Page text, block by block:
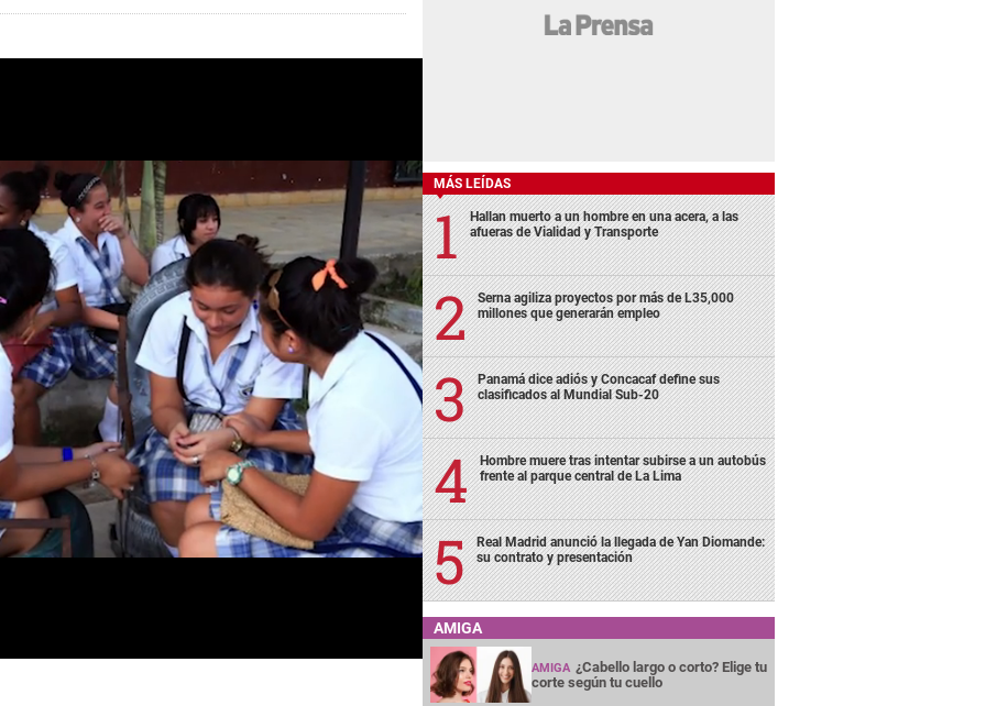
MÁS LEÍDAS
Hallan muerto a un hombre en una acera, a las
afueras de Vialidad y Transporte
Serna agiliza proyectos por más de L35,000
millones que generarán empleo
Panamá dice adiós y Concacaf define sus
clasificados al Mundial Sub-20
Hombre muere tras intentar subirse a un autobús
frente al parque central de La Lima
Real Madrid anunció la llegada de Yan Diomande:
su contrato y presentación
AMIGA
AMIGA ¿Cabello largo o corto? Elige tu
corte según tu cuello